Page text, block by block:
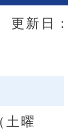
更新日
曜